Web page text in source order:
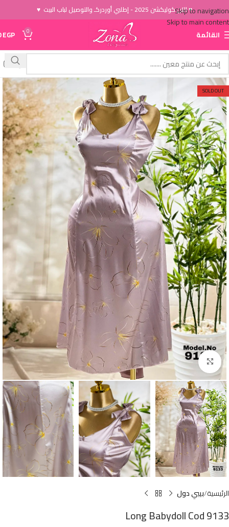
Skip to navigation
Skip to main content
♥ الاَن كوليكشن 2025 - إطلبي أوردركـ والتوصيل لباب البيت ♥
القائمة 0
EGP
SOLD OUT
Click to enlarge
الرئيسية بيبي دول
Long Babydoll Cod 9133